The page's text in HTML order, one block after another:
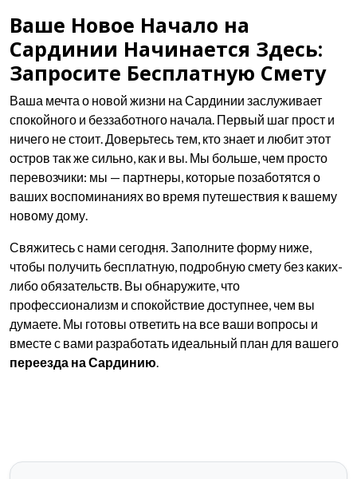
Ваше Новое Начало на
Сардинии Начинается Здесь:
Запросите Бесплатную Смету
Ваша мечта о новой жизни на Сардинии заслуживает
спокойного и беззаботного начала. Первый шаг прост и
ничего не стоит. Доверьтесь тем, кто знает и любит этот
остров так же сильно, как и вы. Мы больше, чем просто
перевозчики: мы — партнеры, которые позаботятся о
ваших воспоминаниях во время путешествия к вашему
новому дому.
Свяжитесь с нами сегодня. Заполните форму ниже,
чтобы получить бесплатную, подробную смету без каких-
либо обязательств. Вы обнаружите, что
профессионализм и спокойствие доступнее, чем вы
думаете. Мы готовы ответить на все ваши вопросы и
вместе с вами разработать идеальный план для вашего
переезда на Сардинию.